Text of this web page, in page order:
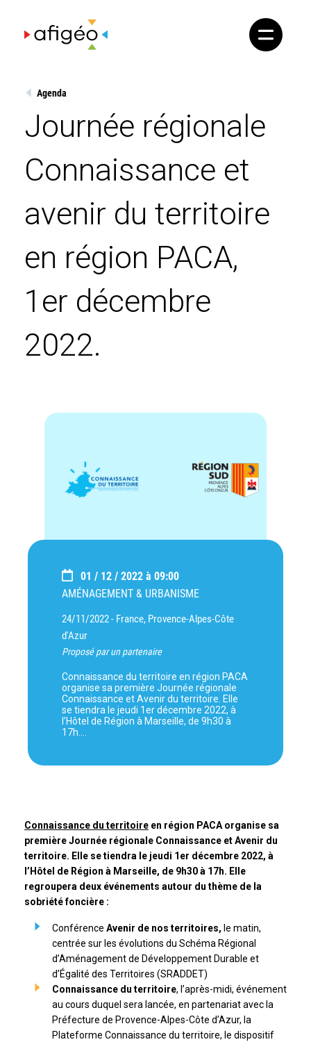
content
Agenda
Journée régionale
Connaissance et
avenir du territoire
en région PACA,
1er décembre
2022.
01 / 12 / 2022 à 09:00
AMÉNAGEMENT & URBANISME
24/11/2022 - France, Provence-Alpes-Côte
d'Azur
Proposé par un partenaire
Connaissance du territoire en région PACA
organise sa première Journée régionale
Connaissance et Avenir du territoire. Elle
se tiendra le jeudi 1er décembre 2022, à
l’Hôtel de Région à Marseille, de 9h30 à
17h.…
Connaissance du territoireen région PACA organise sa
première Journée régionale Connaissance et Avenir du
territoire. Elle se tiendra le jeudi 1er décembre 2022, à
l’Hôtel de Région à Marseille, de 9h30 à 17h. Elle
regroupera deux événements autour du thème de la
sobriété foncière :
Conférence Avenir de nos territoires, le matin,
centrée sur les évolutions du Schéma Régional
d’Aménagement de Développement Durable et
d’Égalité des Territoires (SRADDET)
Connaissance du territoire, l’après-midi, événement
au cours duquel sera lancée, en partenariat avec la
Préfecture de Provence-Alpes-Côte d’Azur, la
Plateforme Connaissance du territoire, le dispositif